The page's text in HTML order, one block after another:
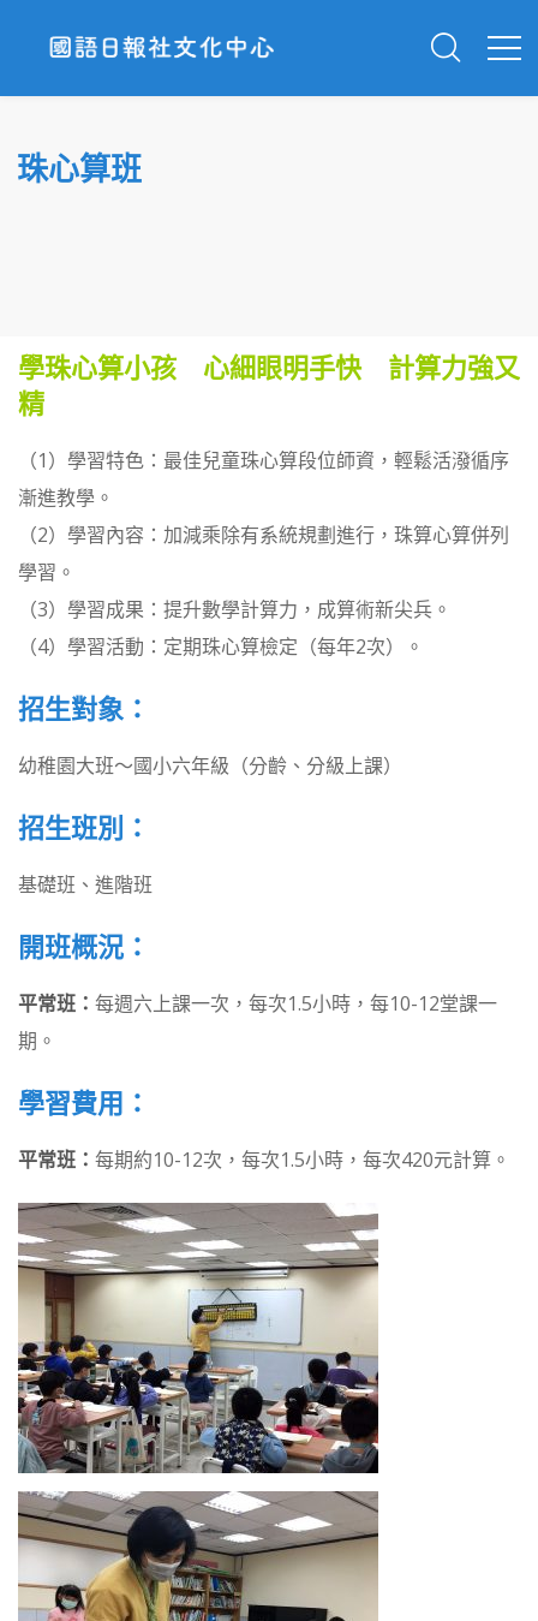
珠心算班
學珠心算小孩 心細眼明手快 計算力強又
精
（1）學習特色：最佳兒童珠心算段位師資，輕鬆活潑循序
漸進教學。
（2）學習內容：加減乘除有系統規劃進行，珠算心算併列
學習。
（3）學習成果：提升數學計算力，成算術新尖兵。
（4）學習活動：定期珠心算檢定（每年2次）。
招生對象：
幼稚園大班～國小六年級（分齡、分級上課）
招生班別：
基礎班、進階班
開班概況：
平常班： 每週六上課一次，每次1.5小時，每10-12堂課一
期。
學習費用：
平常班： 每期約10-12次，每次1.5小時，每次420元計算。